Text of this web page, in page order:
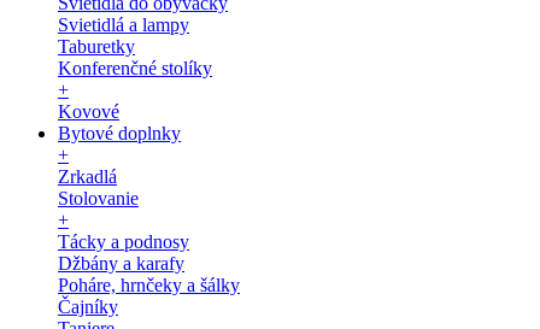
Svietidlá a lampy
Taburetky
Konferenčné stolíky
+
Kovové
Bytové doplnky
+
Zrkadlá
Stolovanie
+
Tácky a podnosy
Džbány a karafy
Poháre, hrnčeky a šálky
Čajníky